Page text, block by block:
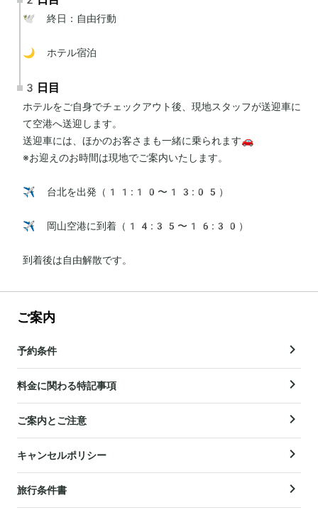
🕊 終日：自由行動
🌙 ホテル宿泊
3日目
ホテルをご自身でチェックアウト後、現地スタッフが送迎車に
て空港へ送迎します。
送迎車には、ほかのお客さまも一緒に乗られます🚗
※お迎えのお時間は現地でご案内いたします。
✈️ 台北を出発（11:10〜13:05）
✈️ 岡山空港に到着（14:35〜16:30）
到着後は自由解散です。
ご案内
予約条件
料金に関わる特記事項
ご案内とご注意
キャンセルポリシー
旅行条件書